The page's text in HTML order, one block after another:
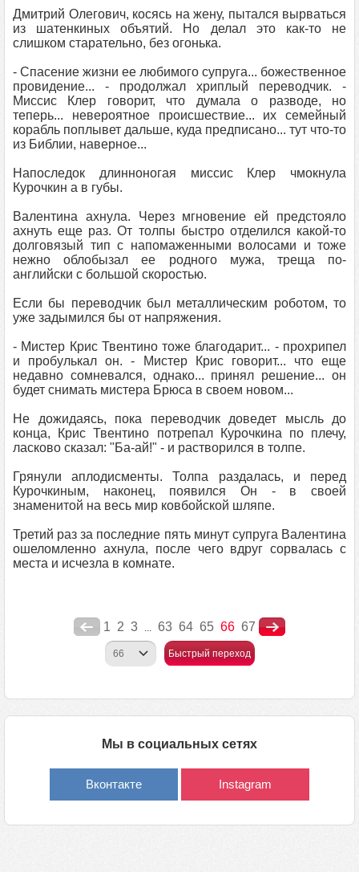
Дмитрий Олегович, косясь на жену, пытался вырваться
из шатенкиных объятий. Но делал это как-то не
слишком старательно, без огонька.
- Спасение жизни ее любимого супруга... божественное
провидение... - продолжал хриплый переводчик. -
Миссис Клер говорит, что думала о разводе, но
теперь... невероятное происшествие... их семейный
корабль поплывет дальше, куда предписано... тут что-то
из Библии, наверное...
Напоследок длинноногая миссис Клер чмокнула
Курочкин а в губы.
Валентина ахнула. Через мгновение ей предстояло
ахнуть еще раз. От толпы быстро отделился какой-то
долговязый тип с напомаженными волосами и тоже
нежно облобызал ее родного мужа, треща по-
английски с большой скоростью.
Если бы переводчик был металлическим роботом, то
уже задымился бы от напряжения.
- Мистер Крис Твентино тоже благодарит... - прохрипел
и пробулькал он. - Мистер Крис говорит... что еще
недавно сомневался, однако... принял решение... он
будет снимать мистера Брюса в своем новом...
Не дожидаясь, пока переводчик доведет мысль до
конца, Крис Твентино потрепал Курочкина по плечу,
ласково сказал: "Ба-ай!" - и растворился в толпе.
Грянули аплодисменты. Толпа раздалась, и перед
Курочкиным, наконец, появился Он - в своей
знаменитой на весь мир ковбойской шляпе.
Третий раз за последние пять минут супруга Валентина
ошеломленно ахнула, после чего вдруг сорвалась с
места и исчезла в комнате.
1 2 3 ... 63 64 65 66 67
Быстрый переход
Мы в социальных сетях
Вконтакте Instagram